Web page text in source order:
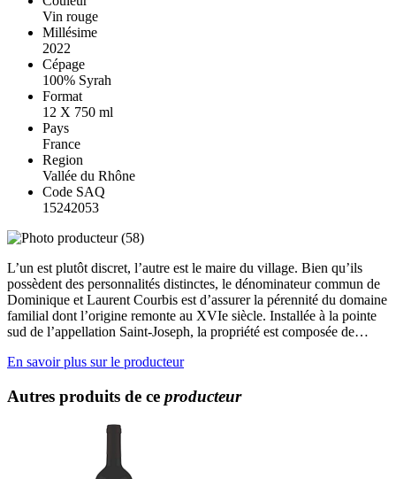
Vin rouge
Millésime
2022
Cépage
100% Syrah
Format
12 X 750 ml
Pays
France
Region
Vallée du Rhône
Code SAQ
15242053
L’un est plutôt discret, l’autre est le maire du village. Bien qu’ils
possèdent des personnalités distinctes, le dénominateur commun de
Dominique et Laurent Courbis est d’assurer la pérennité du domaine
familial dont l’origine remonte au XVIe siècle. Installée à la pointe
sud de l’appellation Saint-Joseph, la propriété est composée de…
En savoir plus sur le producteur
Autres produits de ce producteur